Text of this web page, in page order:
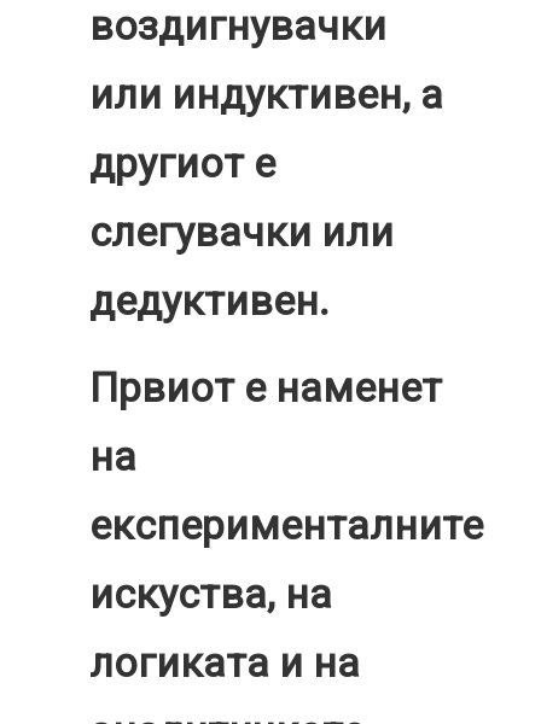
воздигнувачки
или индуктивен, а
другиот е
слегувачки или
дедуктивен.
Првиот е наменет
на
експерименталните
искуства, на
логиката и на